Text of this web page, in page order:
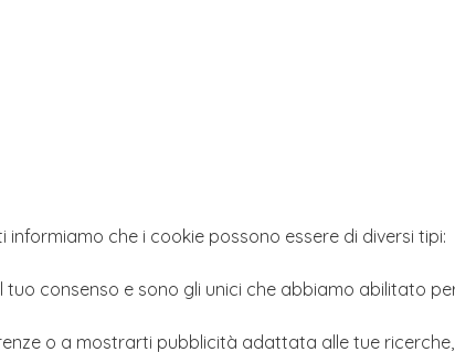
che i cookie possono essere di diversi tipi:
consenso e sono gli unici che abbiamo abilitato
o a mostrarti pubblicità adattata alle tue